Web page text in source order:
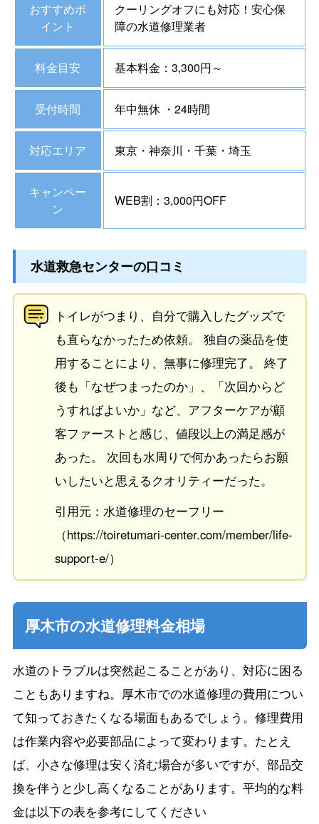
おすすめポ
イント
クーリングオフにも対応！安心保
障の水道修理業者
料金目安 基本料金：3,300円～
受付時間 年中無休 ・24時間
対応エリア 東京・神奈川・千葉・埼玉
キャンペー
ン
WEB割：3,000円OFF
水道救急センターの口コミ
トイレがつまり、自分で購入したグッズで
も直らなかったため依頼。 独自の薬品を使
用することにより、無事に修理完了。 終了
後も「なぜつまったのか」、「次回からど
うすればよいか」など、アフターケアが顧
客ファーストと感じ、値段以上の満足感が
あった。 次回も水周りで何かあったらお願
いしたいと思えるクオリティーだった。
引用元：水道修理のセーフリー
（https://toiretumari-center.com/member/life-
support-e/）
厚木市の水道修理料金相場
水道のトラブルは突然起こることがあり、対応に困る
こともありますね。厚木市での水道修理の費用につい
て知っておきたくなる場面もあるでしょう。修理費用
は作業内容や必要部品によって変わります。たとえ
ば、小さな修理は安く済む場合が多いですが、部品交
換を伴うと少し高くなることがあります。平均的な料
金は以下の表を参考にしてください